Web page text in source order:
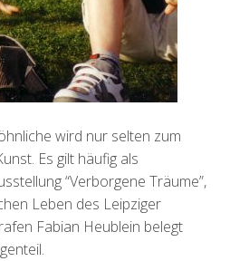
wird nur selten zum
Es gilt häufig als
“Verborgene Träume”,
Leben des Leipziger
Fabian Heublein belegt